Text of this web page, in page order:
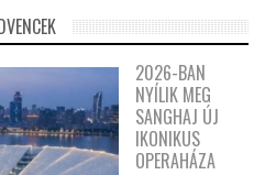
2026-BAN
NYÍLIK MEG
SANGHAJ ÚJ
IKONIKUS
OPERAHÁZA